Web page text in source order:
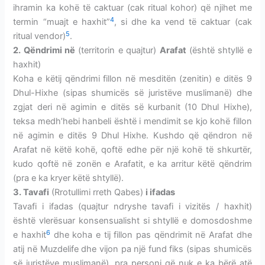
ihramin ka kohë të caktuar (cak ritual kohor) që njihet me
termin “muajt e haxhit”4, si dhe ka vend të caktuar (cak
ritual vendor)5.
2. Qëndrimi në (territorin e quajtur) Arafat (është shtyllë e
haxhit)
Koha e këtij qëndrimi fillon në mesditën (zenitin) e ditës 9
Dhul-Hixhe (sipas shumicës së juristëve muslimanë) dhe
zgjat deri në agimin e ditës së kurbanit (10 Dhul Hixhe),
teksa medh’hebi hanbeli është i mendimit se kjo kohë fillon
në agimin e ditës 9 Dhul Hixhe. Kushdo që qëndron në
Arafat në këtë kohë, qoftë edhe për një kohë të shkurtër,
kudo qoftë në zonën e Arafatit, e ka arritur këtë qëndrim
(pra e ka kryer këtë shtyllë).
3. Tavafi (Rrotullimi rreth Qabes) i ifadas
Tavafi i ifadas (quajtur ndryshe tavafi i vizitës / haxhit)
është vlerësuar konsensualisht si shtyllë e domosdoshme
e haxhit6 dhe koha e tij fillon pas qëndrimit në Arafat dhe
atij në Muzdelife dhe vijon pa një fund fiks (sipas shumicës